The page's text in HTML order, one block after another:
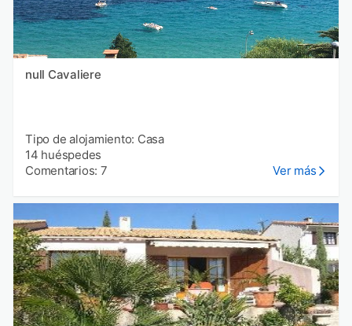
null Cavaliere
Tipo de alojamiento: Casa
14 huéspedes
Comentarios: 7
Ver más